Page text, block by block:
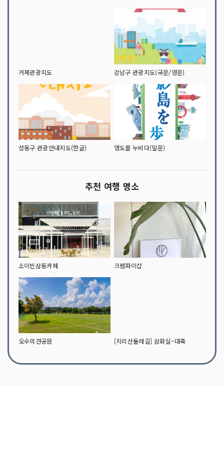
거제관광지도 강남구 관광지도(국문/영문)
성동구 관광안내지도(한글) 영도를 누비다(일문)
추천 여행 명소
소이빈삼동카페 크렘파이샵
오수의견공원 [지리산둘레길] 삼화실~대축